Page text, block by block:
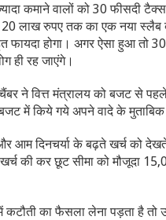
कमाने वालों को 30 फीसदी
लाख रुपए तक का एक नया स्लैब
होगा। अगर ऐसा हुआ तो
ही रह जाएंगे।
ने वित्त मंत्रालय को बजट से
में किये गये अपने वादे के मुताबिक
आम दिनचर्या के बढ़ते खर्च को
खर्च की कर छूट सीमा को मौजूदा
कटौती का फैसला लेना पड़ता है